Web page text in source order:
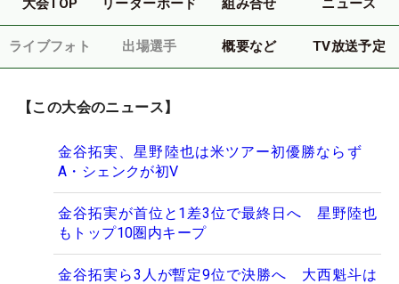
ライブフォト 出場選手 概要など TV放送予定
【この大会のニュース】
金谷拓実、星野陸也は米ツアー初優勝ならず
A・シェンクが初V
金谷拓実が首位と1差3位で最終日へ 星野陸也
もトップ10圏内キープ
金谷拓実ら3人が暫定9位で決勝へ 大西魁斗は